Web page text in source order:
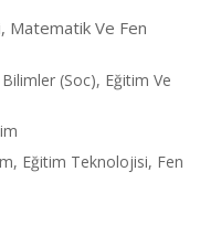
Matematik Ve Fen
(Soc), Eğitim Ve
Eğitim Teknolojisi, Fen